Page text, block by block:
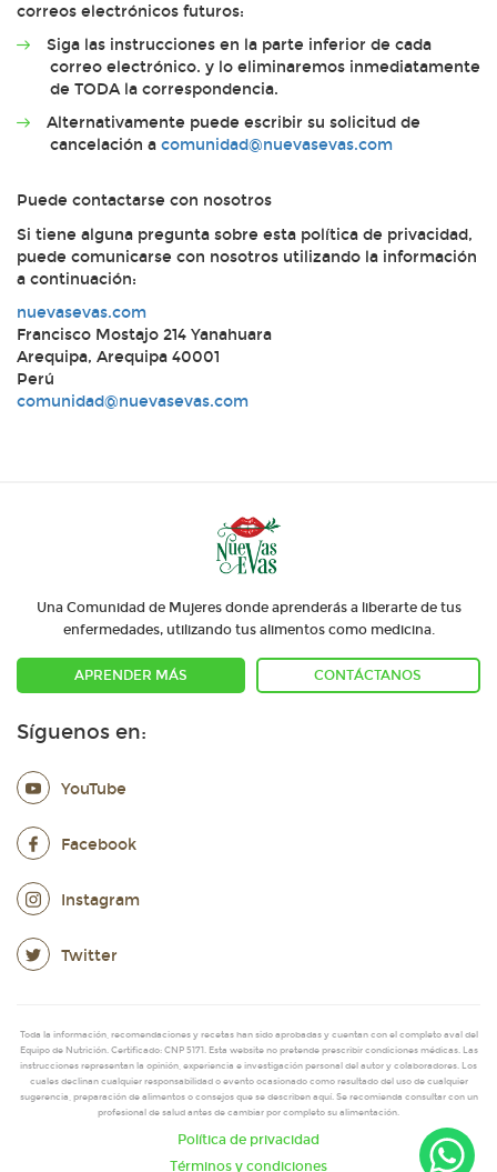
correos electrónicos futuros:
Siga las instrucciones en la parte inferior de cada
correo electrónico. y lo eliminaremos inmediatamente
de TODA la correspondencia.
Alternativamente puede escribir su solicitud de
cancelación a comunidad@nuevasevas.com
Puede contactarse con nosotros
Si tiene alguna pregunta sobre esta política de privacidad,
puede comunicarse con nosotros utilizando la información
a continuación:
nuevasevas.com
Francisco Mostajo 214 Yanahuara
Arequipa, Arequipa 40001
Perú
comunidad@nuevasevas.com
Una Comunidad de Mujeres donde aprenderás a liberarte de tus
enfermedades, utilizando tus alimentos como medicina.
APRENDER MÁS CONTÁCTANOS
Síguenos en:
YouTube
Facebook
Instagram
Twitter
Toda la información, recomendaciones y recetas han sido aprobadas y cuentan con el completo aval del
Equipo de Nutrición. Certificado: CNP 5171. Esta website no pretende prescribir condiciones médicas. Las
instrucciones representan la opinión, experiencia e investigación personal del autor y colaboradores. Los
cuales declinan cualquier responsabilidad o evento ocasionado como resultado del uso de cualquier
sugerencia, preparación de alimentos o consejos que se describen aquí. Se recomienda consultar con un
profesional de salud antes de cambiar por completo su alimentación.
Política de privacidad
Términos y condiciones